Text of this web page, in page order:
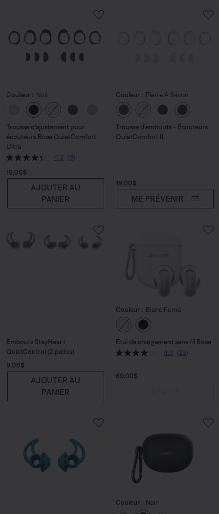
Couleur : Noir
Choisissez la couleur
Trousse d’ajustement pour
écouteurs Bose QuietComfort
Ultra
4.3
(6)
Prix :
19,00$
AJOUTER AU
PANIER
Couleur : Pierre À Savon
Choisissez la
Trousse d’embouts - Écouteurs
QuietComfort II
Prix :
19,00$
ME PRÉVENIR
Embouts StayHear+
QuietControl (2 paires)
Prix :
9,00$
AJOUTER AU
PANIER
Couleur : Blanc Fumé
Choisissez la
Étui de chargement sans fil Bose
4.0 (23)
Prix :
69,00$
Couleur : Noir